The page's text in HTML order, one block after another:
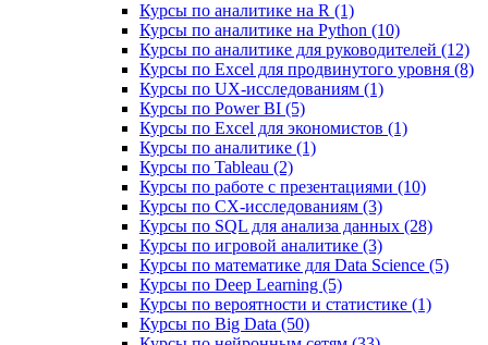
Курсы по аналитике на R (1)
Курсы по аналитике на Python (10)
Курсы по аналитике для руководителей (12)
Курсы по Excel для продвинутого уровня (8)
Курсы по UX‑исследованиям (1)
Курсы по Power BI (5)
Курсы по Excel для экономистов (1)
Курсы по аналитике (1)
Курсы по Tableau (2)
Курсы по работе с презентациями (10)
Курсы по CX-исследованиям (3)
Курсы по SQL для анализа данных (28)
Курсы по игровой аналитике (3)
Курсы по математике для Data Science (5)
Курсы по Deep Learning (5)
Курсы по вероятности и статистике (1)
Курсы по Big Data (50)